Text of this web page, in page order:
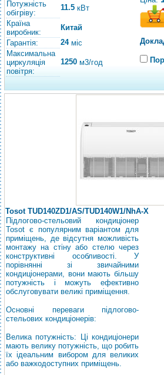
Потужність
обігріву:
11.5 кВт
Країна
виробник:
Китай
Гарантія:
24міс
Максимальна
циркуляція
повітря:
1250 м3/год
Tosot TUD140ZD1/AS/TUD140W1/NhA-X
Підлогово-стельовий кондиціонер
Tosot є популярним варіантом для
приміщень, де відсутня можливість
монтажу на стіну або стелю через
конструктивні особливості. У
порівнянні зі звичайними
кондиціонерами, вони мають більшу
потужність і можуть ефективно
обслуговувати великі приміщення.
Основні переваги підлогово-
стельових кондиціонерів:
Велика потужність: Ці кондиціонери
мають велику потужність, що робить
їх ідеальним вибором для великих
або важкодоступних приміщень.